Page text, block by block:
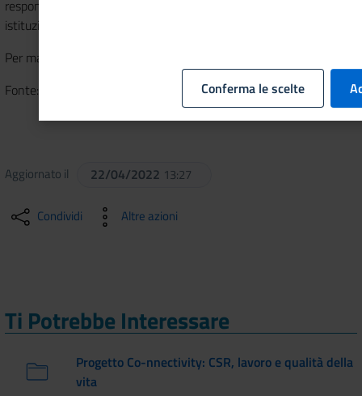
responsabilità sociale presso tutti gli operatori economici,
istituzionali e sociali, è tra i soggetti promotori dell'evento.
Per maggiori informazioni
Fonte: www.csreinnovazionesociale.it
Aggiornato il 22/04/2022 13:27
Condividi Altre azioni
Ti Potrebbe Interessare
Progetto Co-nnectivity: CSR, lavoro e qualità della
vita
Conferma le scelte